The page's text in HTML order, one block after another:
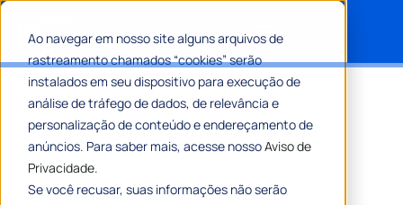
Ao navegar em nosso site alguns arquivos de
rastreamento chamados “cookies” serão
instalados em seu dispositivo para execução de
análise de tráfego de dados, de relevância e
personalização de conteúdo e endereçamento de
anúncios. Para saber mais, acesse nossoAviso de
Privacidade.
Se você recusar, suas informações não serão
Lei 13.303: tudo o que você
precisa saber sobre a Lei das
Estatais!
Por Romulo Ribeiro Teixeira
11 Julho 2024